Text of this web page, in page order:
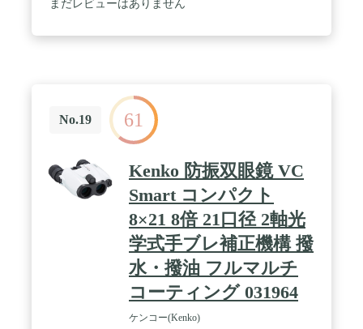
より双眼鏡をしっかりとホールドできます。 / 電源
はコンビニやスーパーなど手に入りやすい単三アル
カリ乾電池（別売）を１本使用。約30時間の使用が
まだレビューはありません
No.19 61
Kenko 防振双眼鏡 VC
Smart コンパクト
8×21 8倍 21口径 2軸光
学式手ブレ補正機構 撥
水・撥油 フルマルチ
コーティング 031964
ケンコー(Kenko)